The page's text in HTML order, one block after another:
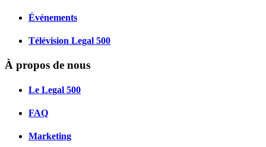
Événements
Télévision Legal 500
À propos de nous
Le Legal 500
FAQ
Marketing